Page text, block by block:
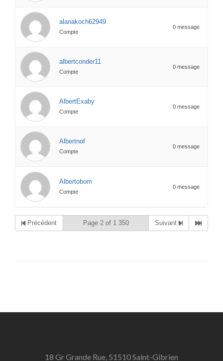
alanakoch62949
Compte
0 message
albertconder11
Compte
0 message
AlbertExaby
Compte
0 message
Albertnof
Compte
0 message
Albertobom
Compte
0 message
Précédent Page 2 of 1 350 Suivant
18 Gr Grande Rue, 51510 Saint-Gibrien